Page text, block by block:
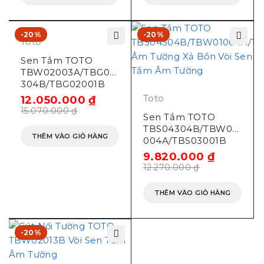
-20%
Toto
Sen Tắm TOTO
TBW02003A/TBG04
304B/TBG02001B
Âm Tường
15.070.000₫
12.050.000₫
THÊM VÀO GIỎ HÀNG
-20%
Toto
Sen Tắm TOTO
TBS04304B/TBW01
004A/TBS03001B
Âm Tường Xả Bồn
12.270.000₫
9.820.000₫
THÊM VÀO GIỎ HÀNG
-20%